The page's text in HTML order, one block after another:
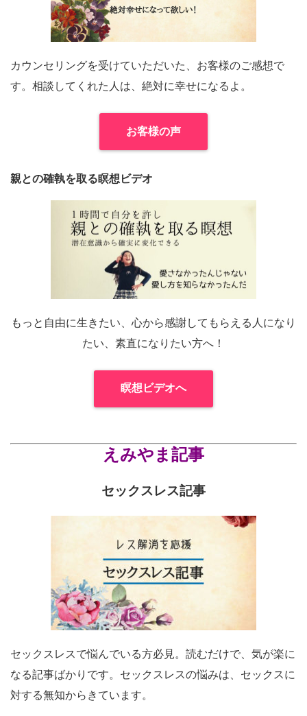
カウンセリングを受けていただいた、お客様のご感想で
す。相談してくれた人は、絶対に幸せになるよ。
お客様の声
親との確執を取る瞑想ビデオ
もっと自由に生きたい、心から感謝してもらえる人になり
たい、素直になりたい方へ！
瞑想ビデオへ
えみやま記事
セックスレス記事
セックスレスで悩んでいる方必見。読むだけで、気が楽に
なる記事ばかりです。セックスレスの悩みは、セックスに
対する無知からきています。